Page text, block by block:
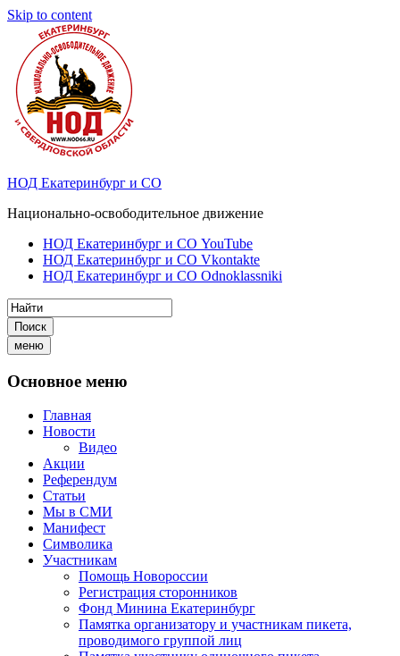
Skip to content
НОД Екатеринбург и СО
Национально-освободительное движение
НОД Екатеринбург и СО YouTube
НОД Екатеринбург и СО Vkontakte
НОД Екатеринбург и СО Odnoklassniki
Поиск
меню
Основное меню
Главная
Новости
Видео
Акции
Референдум
Статьи
Мы в СМИ
Манифест
Символика
Участникам
Помощь Новороссии
Регистрация сторонников
Фонд Минина Екатеринбург
Памятка организатору и участникам пикета,
проводимого группой лиц